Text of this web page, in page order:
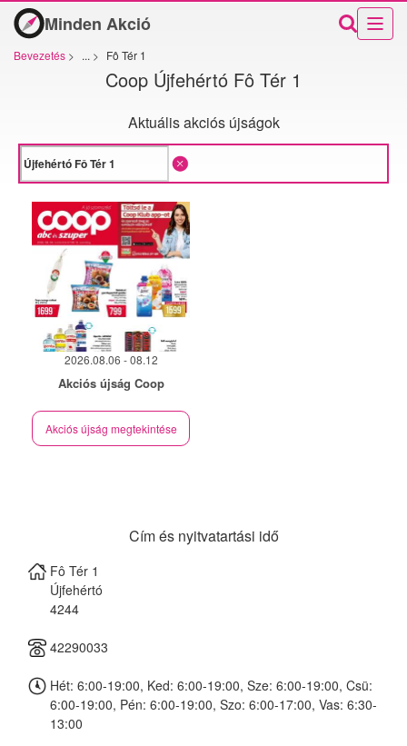
Minden Akció
Bevezetés > ... > Fô Tér 1
Coop Újfehértó Fô Tér 1
Aktuális akciós újságok
2026.08.06 - 08.12
Akciós újság Coop
Akciós újság megtekintése
Cím és nyitvatartási idő
Fô Tér 1
Újfehértó
4244
42290033
Hét: 6:00-19:00, Ked: 6:00-19:00, Sze: 6:00-19:00, Csü:
6:00-19:00, Pén: 6:00-19:00, Szo: 6:00-17:00, Vas: 6:30-
13:00